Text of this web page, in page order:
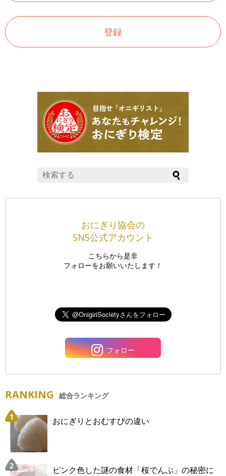
登録
おにぎり協会の
SNS公式アカウント
こちらから是非
フォローをお願いいたします！
フォロー
RANKING 総合ランキング
おにぎりとおむすびの違い
ピンク色した謎の食材「桜でんぶ」の秘密に